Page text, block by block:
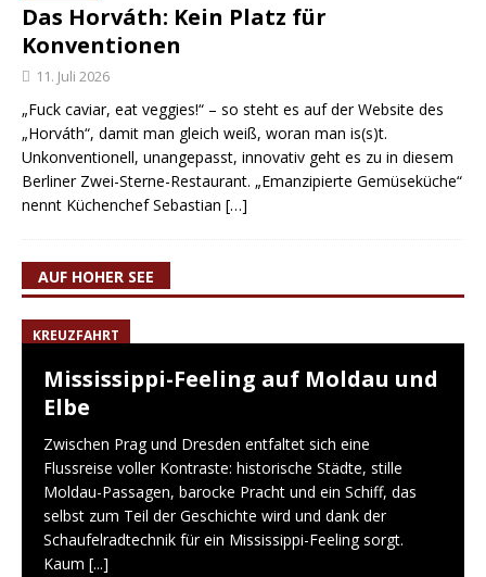
Das Horváth: Kein Platz für
Konventionen
11. Juli 2026
„Fuck caviar, eat veggies!“ – so steht es auf der Website des
„Horváth“, damit man gleich weiß, woran man is(s)t.
Unkonventionell, unangepasst, innovativ geht es zu in diesem
Berliner Zwei-Sterne-Restaurant. „Emanzipierte Gemüseküche“
nennt Küchenchef Sebastian […]
AUF HOHER SEE
KREUZFAHRT
Mississippi-Feeling auf Moldau und
Elbe
Zwischen Prag und Dresden entfaltet sich eine
Flussreise voller Kontraste: historische Städte, stille
Moldau-Passagen, barocke Pracht und ein Schiff, das
selbst zum Teil der Geschichte wird und dank der
Schaufelradtechnik für ein Mississippi-Feeling sorgt.
Kaum [...]